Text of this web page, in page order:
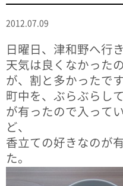
2012.07.09
日曜日、津和野へ行
天気は良くなかった
が、割と多かったです
町中を、ぶらぶらし
が有ったので入って
ど、
香立ての好きなのが
た。